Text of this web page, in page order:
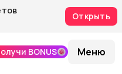
Открыть
BONUS Меню